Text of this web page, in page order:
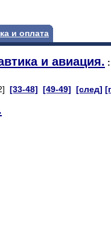
и оплата
и авиация. :
[33-48] [49-49] [след]